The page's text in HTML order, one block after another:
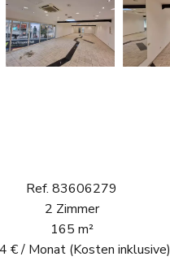
Ref. 83606279
2 Zimmer
165 m²
€ / Monat (Kosten inklusive)